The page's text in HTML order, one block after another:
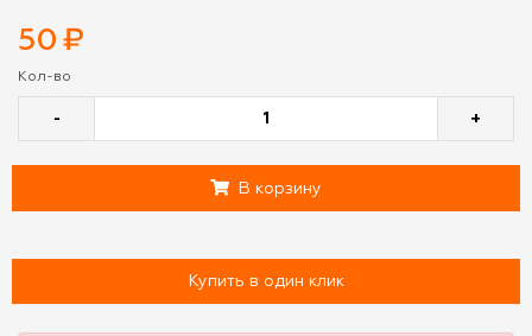
50 ₽
Кол-во
- +
В корзину
Купить в один клик